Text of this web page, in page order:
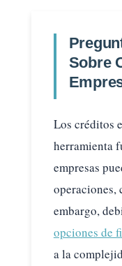
Sobre
Los créditos
herramienta
empresas
operaciones,
embargo,
opciones de
a la